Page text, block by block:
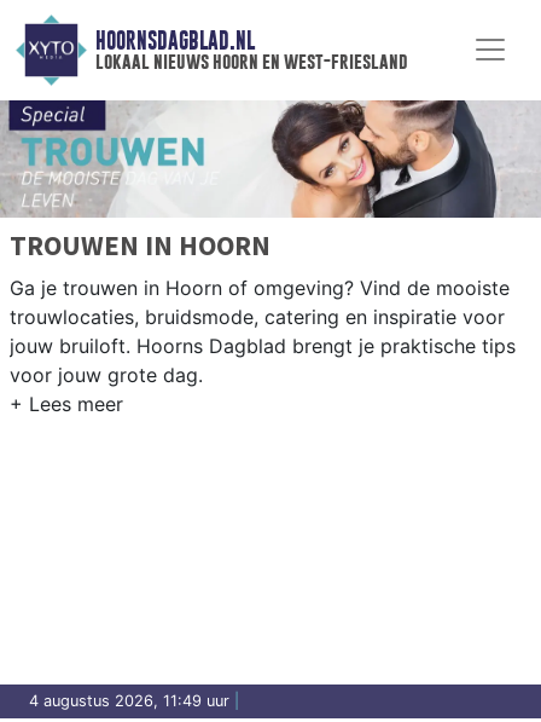
HOORNSDAGBLAD.NL
lokaal nieuws hoorn en west-friesland
TROUWEN IN HOORN
Ga je trouwen in Hoorn of omgeving? Vind de mooiste
trouwlocaties, bruidsmode, catering en inspiratie voor
jouw bruiloft. Hoorns Dagblad brengt je praktische tips
voor jouw grote dag.
4 augustus 2026, 11:49 uur